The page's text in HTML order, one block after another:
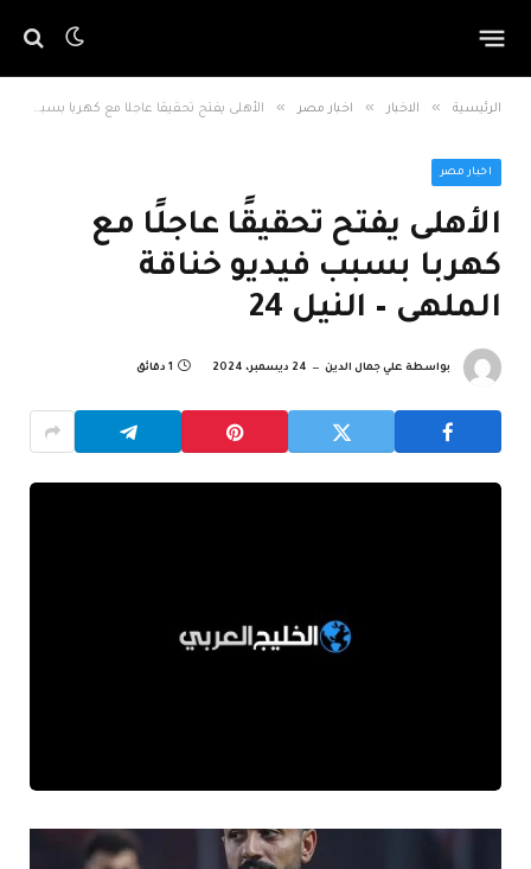
الرئيسية » الاخبار » اخبار مصر » الأهلى يفتح تحقيقًا عاجلًا مع كهربا بسبب فيديو خناقة الملهى – النيل 24
اخبار مصر
الأهلى يفتح تحقيقًا عاجلًا مع
كهربا بسبب فيديو خناقة
الملهى – النيل 24
بواسطة علي جمال الدين 24 ديسمبر، 2024 1 دقائق